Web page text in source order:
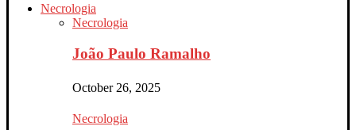
Necrologia
Necrologia
João Paulo Ramalho
October 26, 2025
Necrologia